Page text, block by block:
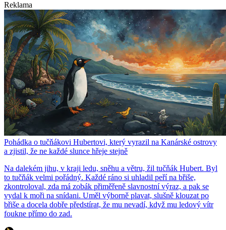
Reklama
Pohádka o tučňákovi Hubertovi, který vyrazil na Kanárské ostrovy
a zjistil, že ne každé slunce hřeje stejně
Na dalekém jihu, v kraji ledu, sněhu a větru, žil tučňák Hubert. Byl
to tučňák velmi pořádný. Každé ráno si uhladil peří na břiše,
zkontroloval, zda má zobák přiměřeně slavnostní výraz, a pak se
vydal k moři na snídani. Uměl výborně plavat, slušně klouzat po
břiše a docela dobře předstírat, že mu nevadí, když mu ledový vítr
foukne přímo do zad.